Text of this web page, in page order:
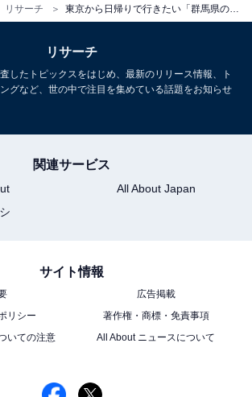
リサーチ
リサーチ
したトピックスをはじめ、最新のリリース情報、ト
グなど、世の中で注目を集めている話題をお知らせ
関連サービス
All About Japan
サイト情報
広告掲載
リシー
著作権・商標・免責事項
いての注意
All About ニュースについて